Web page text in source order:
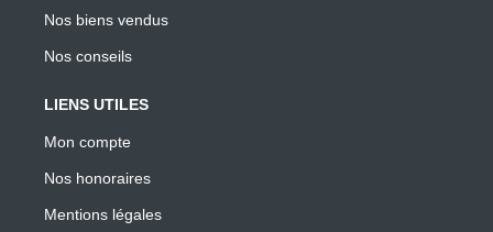
Nos biens vendus
Nos conseils
LIENS UTILES
Mon compte
Nos honoraires
Mentions légales